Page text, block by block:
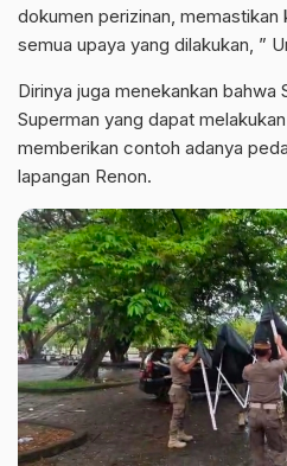
dokumen perizinan, memastikan
semua upaya yang dilakukan, ”
Dirinya juga menekankan bahwa
Superman yang dapat
memberikan contoh adanya
lapangan Renon.